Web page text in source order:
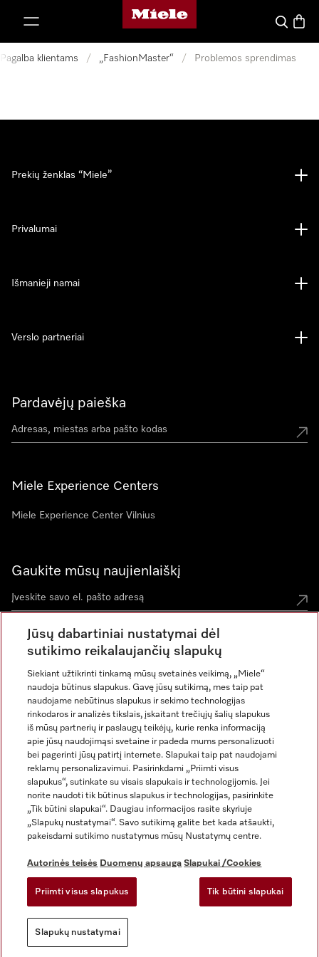
"Miele" pradžios tinklalapis
Paieška
Pagalba klientams / „FashionMaster“ / Problemos sprendimas
Pardavėjų paieška
Miele Experience Centers
Miele Experience Center Vilnius
Gaukite mūsų naujienlaiškį
Prekių ženklas “Miele”
Privalumai
Išmanieji namai
Verslo partneriai
Rekvizitai
Bendrosios sąlygos ir nuostatos
Duomenų apsauga
Naudojimo sąlygos
Miele prieinamumo pareiškimas
Skaitmeninių paslaugų aktas
Slapukų nustatymai
Jūsų dabartiniai nustatymai dėl
sutikimo reikalaujančių slapukų
Siekiant užtikrinti tinkamą mūsų svetainės veikimą, „Miele“
naudoja būtinus slapukus. Gavę jūsų sutikimą, mes taip pat
naudojame nebūtinus slapukus ir sekimo technologijas
rinkodaros ir analizės tikslais, įskaitant trečiųjų šalių slapukus
iš mūsų partnerių ir paslaugų teikėjų, kurie renka informaciją
apie jūsų naudojimąsi svetaine ir padeda mums personalizuoti
bei pagerinti jūsų patirtį internete. Slapukai taip pat naudojami
reklamų personalizavimui. Pasirinkdami „Priimti visus
slapukus“, sutinkate su visais slapukais ir technologijomis. Jei
norite naudoti tik būtinus slapukus ir technologijas, pasirinkite
„Tik būtini slapukai“. Daugiau informacijos rasite skyriuje
„Slapukų nustatymai“. Savo sutikimą galite bet kada atšaukti,
pakeisdami sutikimo nustatymus mūsų Nustatymų centre.
Autorinės teisės Duomenų apsauga Slapukai /Cookies
Priimti visus slapukus Tik būtini slapukai
Slapukų nustatymai